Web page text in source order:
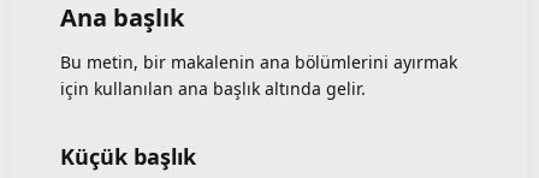
Ana başlık​
Bu metin, bir makalenin ana bölümlerini ayırmak
için kullanılan ana başlık altında gelir.
Küçük başlık​